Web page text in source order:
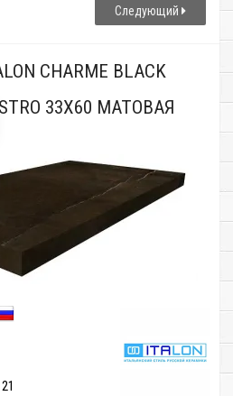
Следующий
CHARME BLACK
33X60 МАТОВАЯ